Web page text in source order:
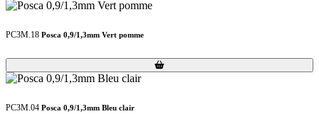
PC3M.18 Posca 0,9/1,3mm Vert pomme
Loading...
Loading...
PC3M.04 Posca 0,9/1,3mm Bleu clair